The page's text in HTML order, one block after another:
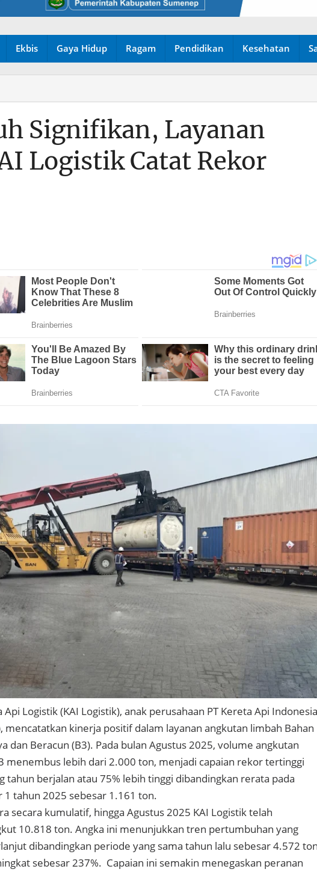
Ekbis Gaya Hidup Ragam Pendidikan Kesehatan
Signifikan, Layanan
Logistik Catat Rekor
Api Logistik (KAI Logistik), anak perusahaan PT Kereta Api Indonesia
mencatatkan kinerja positif dalam layanan angkutan limbah Bahan
dan Beracun (B3). Pada bulan Agustus 2025, volume angkutan
menembus lebih dari 2.000 ton, menjadi capaian rekor tertinggi
tahun berjalan atau 75% lebih tinggi dibandingkan rerata pada
1 tahun 2025 sebesar 1.161 ton.
secara kumulatif, hingga Agustus 2025 KAI Logistik telah
10.818 ton. Angka ini menunjukkan tren pertumbuhan yang
dibandingkan periode yang sama tahun lalu sebesar 4.572
sebesar 237%. Capaian ini semakin menegaskan peranan